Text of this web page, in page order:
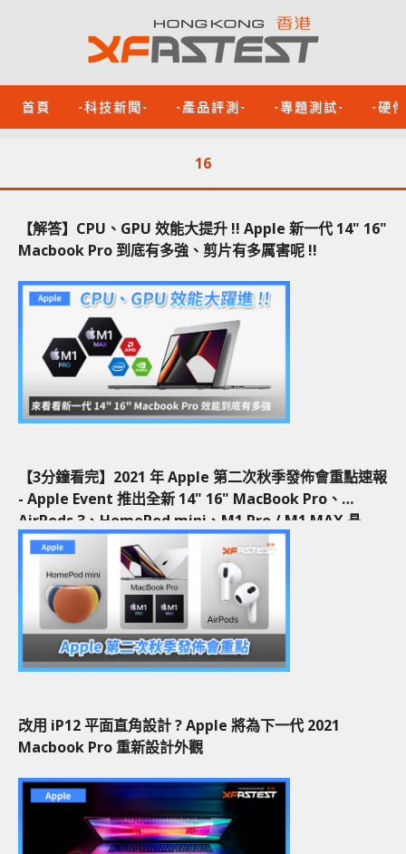
首頁 -科技新聞- -產品評測- -專題測試- -硬
16
【解答】CPU、GPU 效能大提升 !! Apple 新一代 14" 16"
Macbook Pro 到底有多強、剪片有多厲害呢 !!
【3分鐘看完】2021 年 Apple 第二次秋季發佈會重點速報
- Apple Event 推出全新 14" 16" MacBook Pro、
AirPods 3、HomePod mini、M1 Pro / M1 MAX 晶
片、Apple Music 服務
改用 iP12 平面直角設計 ? Apple 將為下一代 2021
Macbook Pro 重新設計外觀